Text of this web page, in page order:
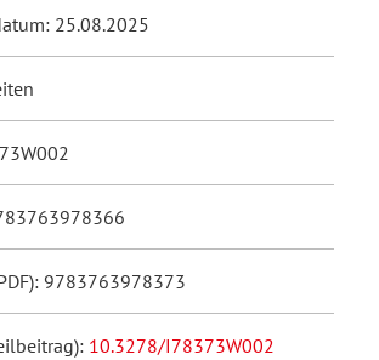
25.08.2025
9783763978373
10.3278/I78373W002